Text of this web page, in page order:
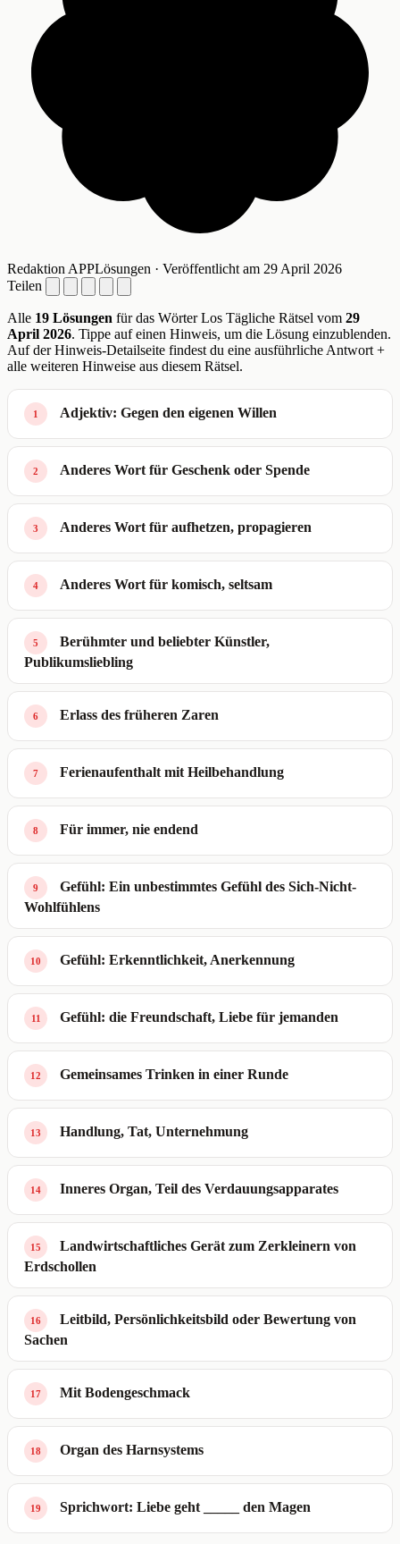
Redaktion APPLösungen · Veröffentlicht am 29 April 2026
Teilen
Alle 19 Lösungen für das Wörter Los Tägliche Rätsel vom 29
April 2026. Tippe auf einen Hinweis, um die Lösung einzublenden.
Auf der Hinweis-Detailseite findest du eine ausführliche Antwort +
alle weiteren Hinweise aus diesem Rätsel.
1 Adjektiv: Gegen den eigenen Willen
2 Anderes Wort für Geschenk oder Spende
3 Anderes Wort für aufhetzen, propagieren
4 Anderes Wort für komisch, seltsam
5
Berühmter und beliebter Künstler,
Publikumsliebling
6 Erlass des früheren Zaren
7 Ferienaufenthalt mit Heilbehandlung
8 Für immer, nie endend
9
Gefühl: Ein unbestimmtes Gefühl des Sich-Nicht-
Wohlfühlens
10 Gefühl: Erkenntlichkeit, Anerkennung
11 Gefühl: die Freundschaft, Liebe für jemanden
12 Gemeinsames Trinken in einer Runde
13 Handlung, Tat, Unternehmung
14 Inneres Organ, Teil des Verdauungsapparates
15
Landwirtschaftliches Gerät zum Zerkleinern von
Erdschollen
16
Leitbild, Persönlichkeitsbild oder Bewertung von
Sachen
17 Mit Bodengeschmack
18 Organ des Harnsystems
19 Sprichwort: Liebe geht _____ den Magen